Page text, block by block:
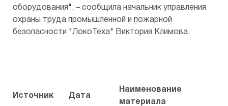
оборудования", – сообщила начальник управления
охраны труда промышленной и пожарной
безопасности "ЛокоТеха" Виктория Климова.
Источник Дата
Наименование
материала